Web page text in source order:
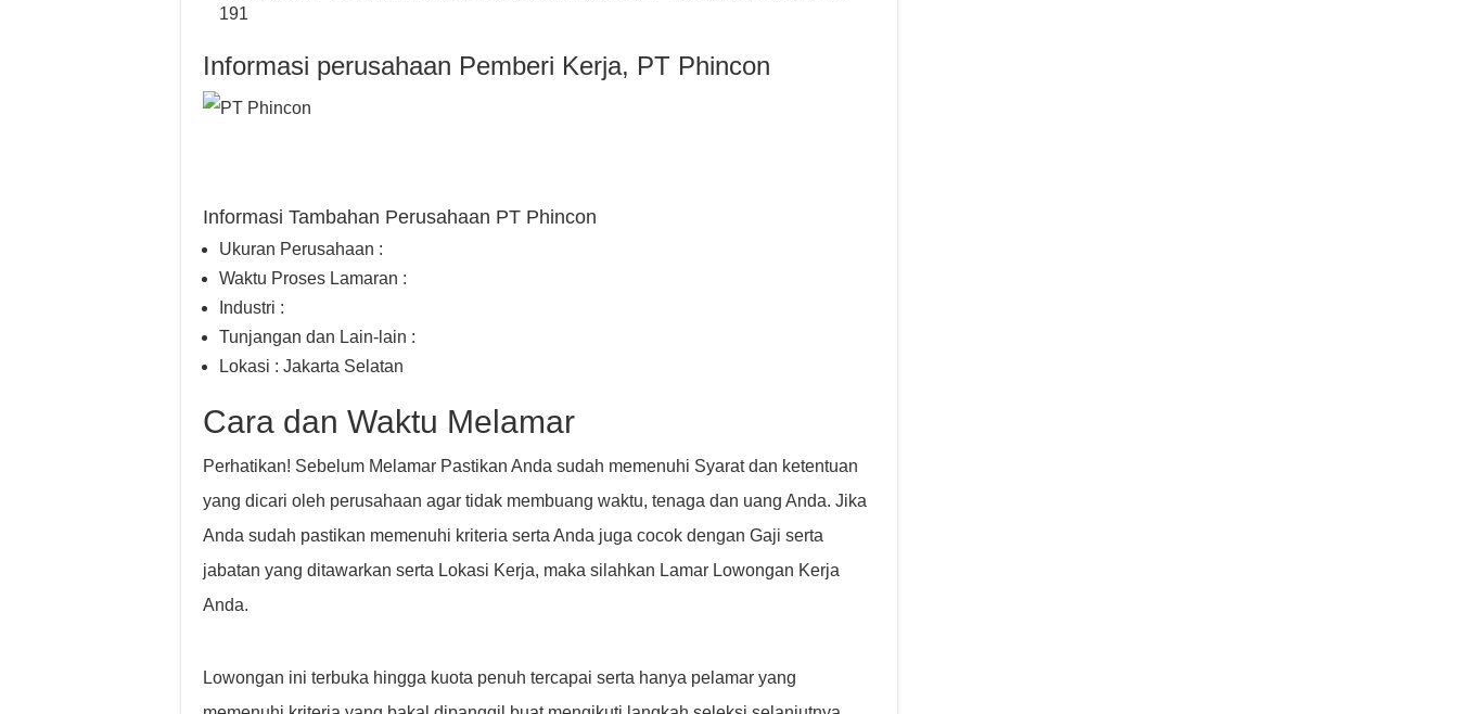
191
Informasi perusahaan Pemberi Kerja, PT Phincon
Informasi Tambahan Perusahaan PT Phincon
Ukuran Perusahaan :
Waktu Proses Lamaran :
Industri :
Tunjangan dan Lain-lain :
Lokasi : Jakarta Selatan
Cara dan Waktu Melamar
Perhatikan! Sebelum Melamar Pastikan Anda sudah memenuhi Syarat dan ketentuan
yang dicari oleh perusahaan agar tidak membuang waktu, tenaga dan uang Anda. Jika
Anda sudah pastikan memenuhi kriteria serta Anda juga cocok dengan Gaji serta
jabatan yang ditawarkan serta Lokasi Kerja, maka silahkan Lamar Lowongan Kerja
Anda.
Lowongan ini terbuka hingga kuota penuh tercapai serta hanya pelamar yang